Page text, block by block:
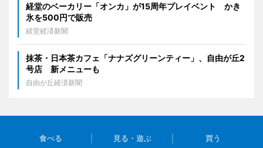
経堂のベーカリー「オンカ」が15周年プレイベント かき
氷を500円で販売
経堂経済新聞
抹茶・日本茶カフェ「ナナズグリーンティー」、自由が丘2
号店 新メニューも
自由が丘経済新聞
食べる 見る・遊ぶ 買う